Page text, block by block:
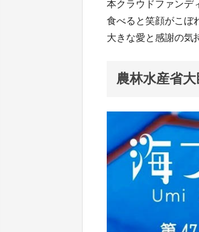
本クラウドファンデ
食べると笑顔がこぼ
大きな愛と感謝の気
農林水産省